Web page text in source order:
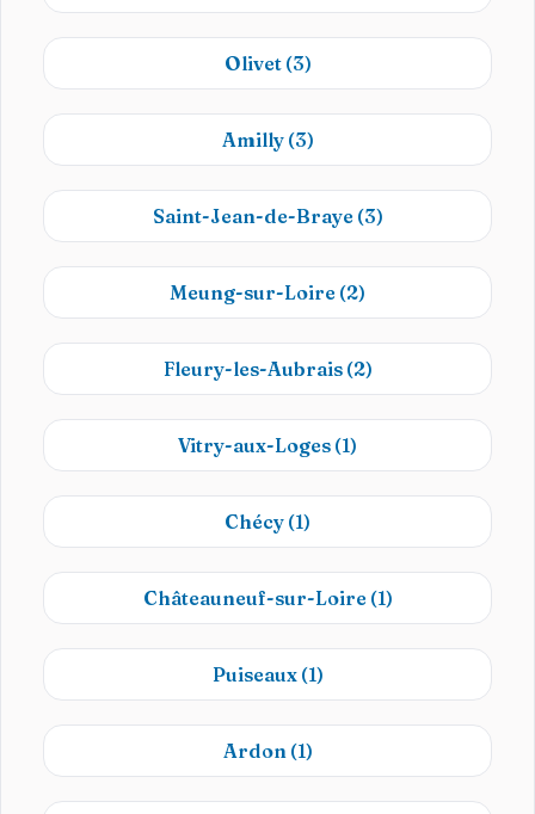
Olivet (3)
Amilly (3)
Saint-Jean-de-Braye (3)
Meung-sur-Loire (2)
Fleury-les-Aubrais (2)
Vitry-aux-Loges (1)
Chécy (1)
Châteauneuf-sur-Loire (1)
Puiseaux (1)
Ardon (1)